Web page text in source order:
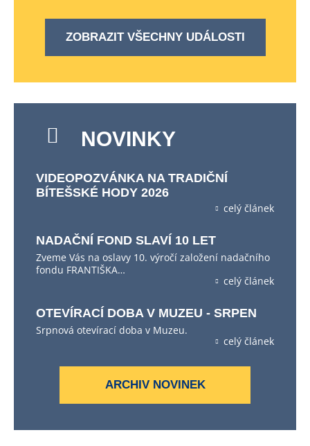
ZOBRAZIT VŠECHNY UDÁLOSTI
NOVINKY
VIDEOPOZVÁNKA NA TRADIČNÍ
BÍTEŠSKÉ HODY 2026
celý článek
NADAČNÍ FOND SLAVÍ 10 LET
Zveme Vás na oslavy 10. výročí založení nadačního
fondu FRANTIŠKA…
celý článek
OTEVÍRACÍ DOBA V MUZEU - SRPEN
Srpnová otevírací doba v Muzeu.
celý článek
ARCHIV NOVINEK